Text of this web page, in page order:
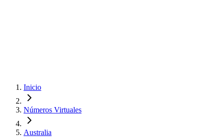
Inicio
Números Virtuales
Australia